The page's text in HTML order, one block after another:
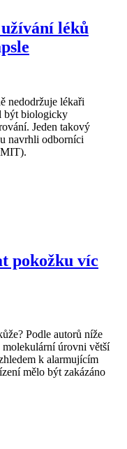
léků
nedodržuje lékaři
být biologicky
Jeden takový
navrhli odborníci
pokožku víc
Podle autorů níže
molekulární úrovni větší
k alarmujícím
mělo být zakázáno